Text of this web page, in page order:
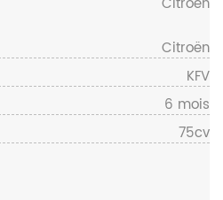
Citroën
KFV
6 mois
75cv